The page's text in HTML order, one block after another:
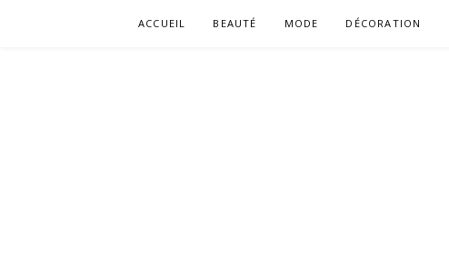
ACCUEIL BEAUTÉ MODE DÉCORATION